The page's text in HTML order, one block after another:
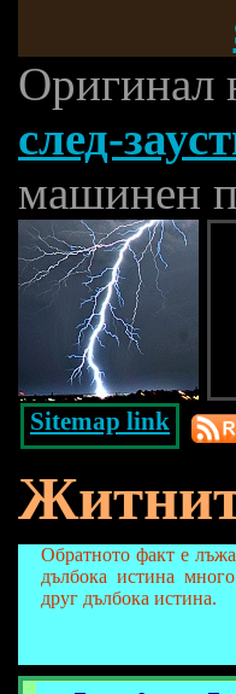
Оригинал
след-
машинен
Sitemap link
Обратното факт е
дълбока истина
друг дълбока истина.